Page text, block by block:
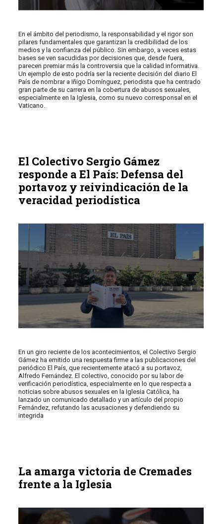
En el ámbito del periodismo, la responsabilidad y el rigor son
pilares fundamentales que garantizan la credibilidad de los
medios y la confianza del público. Sin embargo, a veces estas
bases se ven sacudidas por decisiones que, desde fuera,
parecen premiar más la controversia que la calidad informativa.
Un ejemplo de esto podría ser la reciente decisión del diario El
País de nombrar a Iñigo Domínguez, periodista que ha centrado
gran parte de su carrera en la cobertura de abusos sexuales,
especialmente en la Iglesia, como su nuevo corresponsal en el
Vaticano.
El Colectivo Sergio Gámez
responde a El País: Defensa del
portavoz y reivindicación de la
veracidad periodística
En un giro reciente de los acontecimientos, el Colectivo Sergio
Gámez ha emitido una respuesta firme a las publicaciones del
periódico El País, que recientemente atacó a su portavoz,
Alfredo Fernández. El colectivo, conocido por su labor de
verificación periodística, especialmente en lo que respecta a
noticias sobre abusos sexuales en la Iglesia Católica, ha
lanzado un comunicado detallado y un artículo del propio
Fernández, refutando las acusaciones y defendiendo su
integrida
La amarga victoria de Cremades
frente a la Iglesia